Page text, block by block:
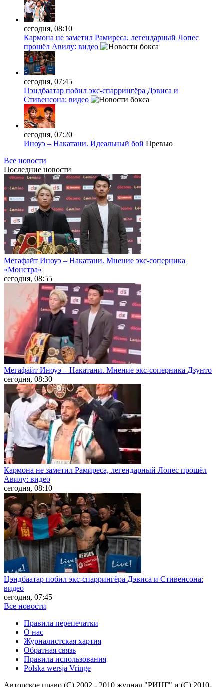
сегодня, 08:10
Кармона не заметил Рамиреса, легендарный Лопес
прошёл Авилу: видео
сегодня, 07:45
Цэндбаатар побил экс-спаррингёра Дэвиса и
Стивенсона: видео
сегодня, 07:20
Иноуэ – Накатани. Идеальный бой Превью
Все новости
Последние новости
Мегафайт Иноуэ – Накатани. Мнение экс-соперника
«Монстра»
сегодня, 08:55
Мегафайт Иноуэ – Накатани. Мнение экс-соперника Дзунто
сегодня, 08:30
Кармона не заметил Рамиреса, легендарный Лопес прошёл
Авилу: видео
сегодня, 08:10
Цэндбаатар побил экс-спаррингёра Дэвиса и Стивенсона:
видео
сегодня, 07:45
Все новости
Правила перепечатки
О нас
Журналистская хартия
Обратная связь
Правила использования
Polska wersja Vringe
Авторское право (С) 2002 - 2010 журнал "РИНГ" и (С) 2010-